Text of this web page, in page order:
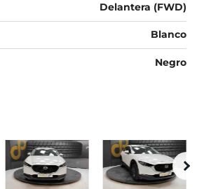
Delantera (FWD)
Blanco
Negro